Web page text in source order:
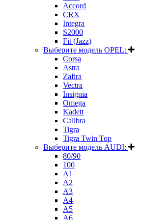
Accord
CRX
Integra
S2000
Fit (Jazz)
Выберите модель OPEL:
Corsa
Astra
Zafira
Vectra
Insignia
Omega
Kadett
Calibra
Tigra
Tigra Twin Top
Выберите модель AUDI:
80/90
100
A1
A2
A3
A4
A5
A6